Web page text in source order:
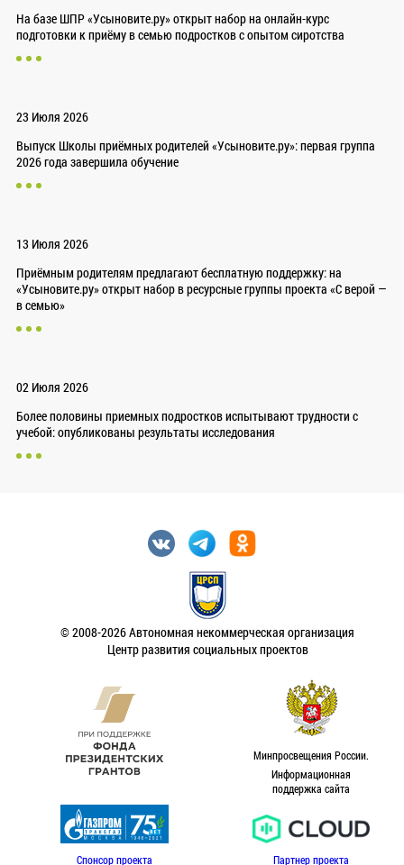
На базе ШПР «Усыновите.ру» открыт набор на онлайн-курс
подготовки к приёму в семью подростков с опытом сиротства
23 Июля 2026
Выпуск Школы приёмных родителей «Усыновите.ру»: первая группа
2026 года завершила обучение
13 Июля 2026
Приёмным родителям предлагают бесплатную поддержку: на
«Усыновите.ру» открыт набор в ресурсные группы проекта «С верой —
в семью»
02 Июля 2026
Более половины приемных подростков испытывают трудности с
учебой: опубликованы результаты исследования
© 2008-2026 Автономная некоммерческая организация
Центр развития социальных проектов
Минпросвещения России.
Информационная
поддержка сайта
Спонсор проекта Партнер проекта